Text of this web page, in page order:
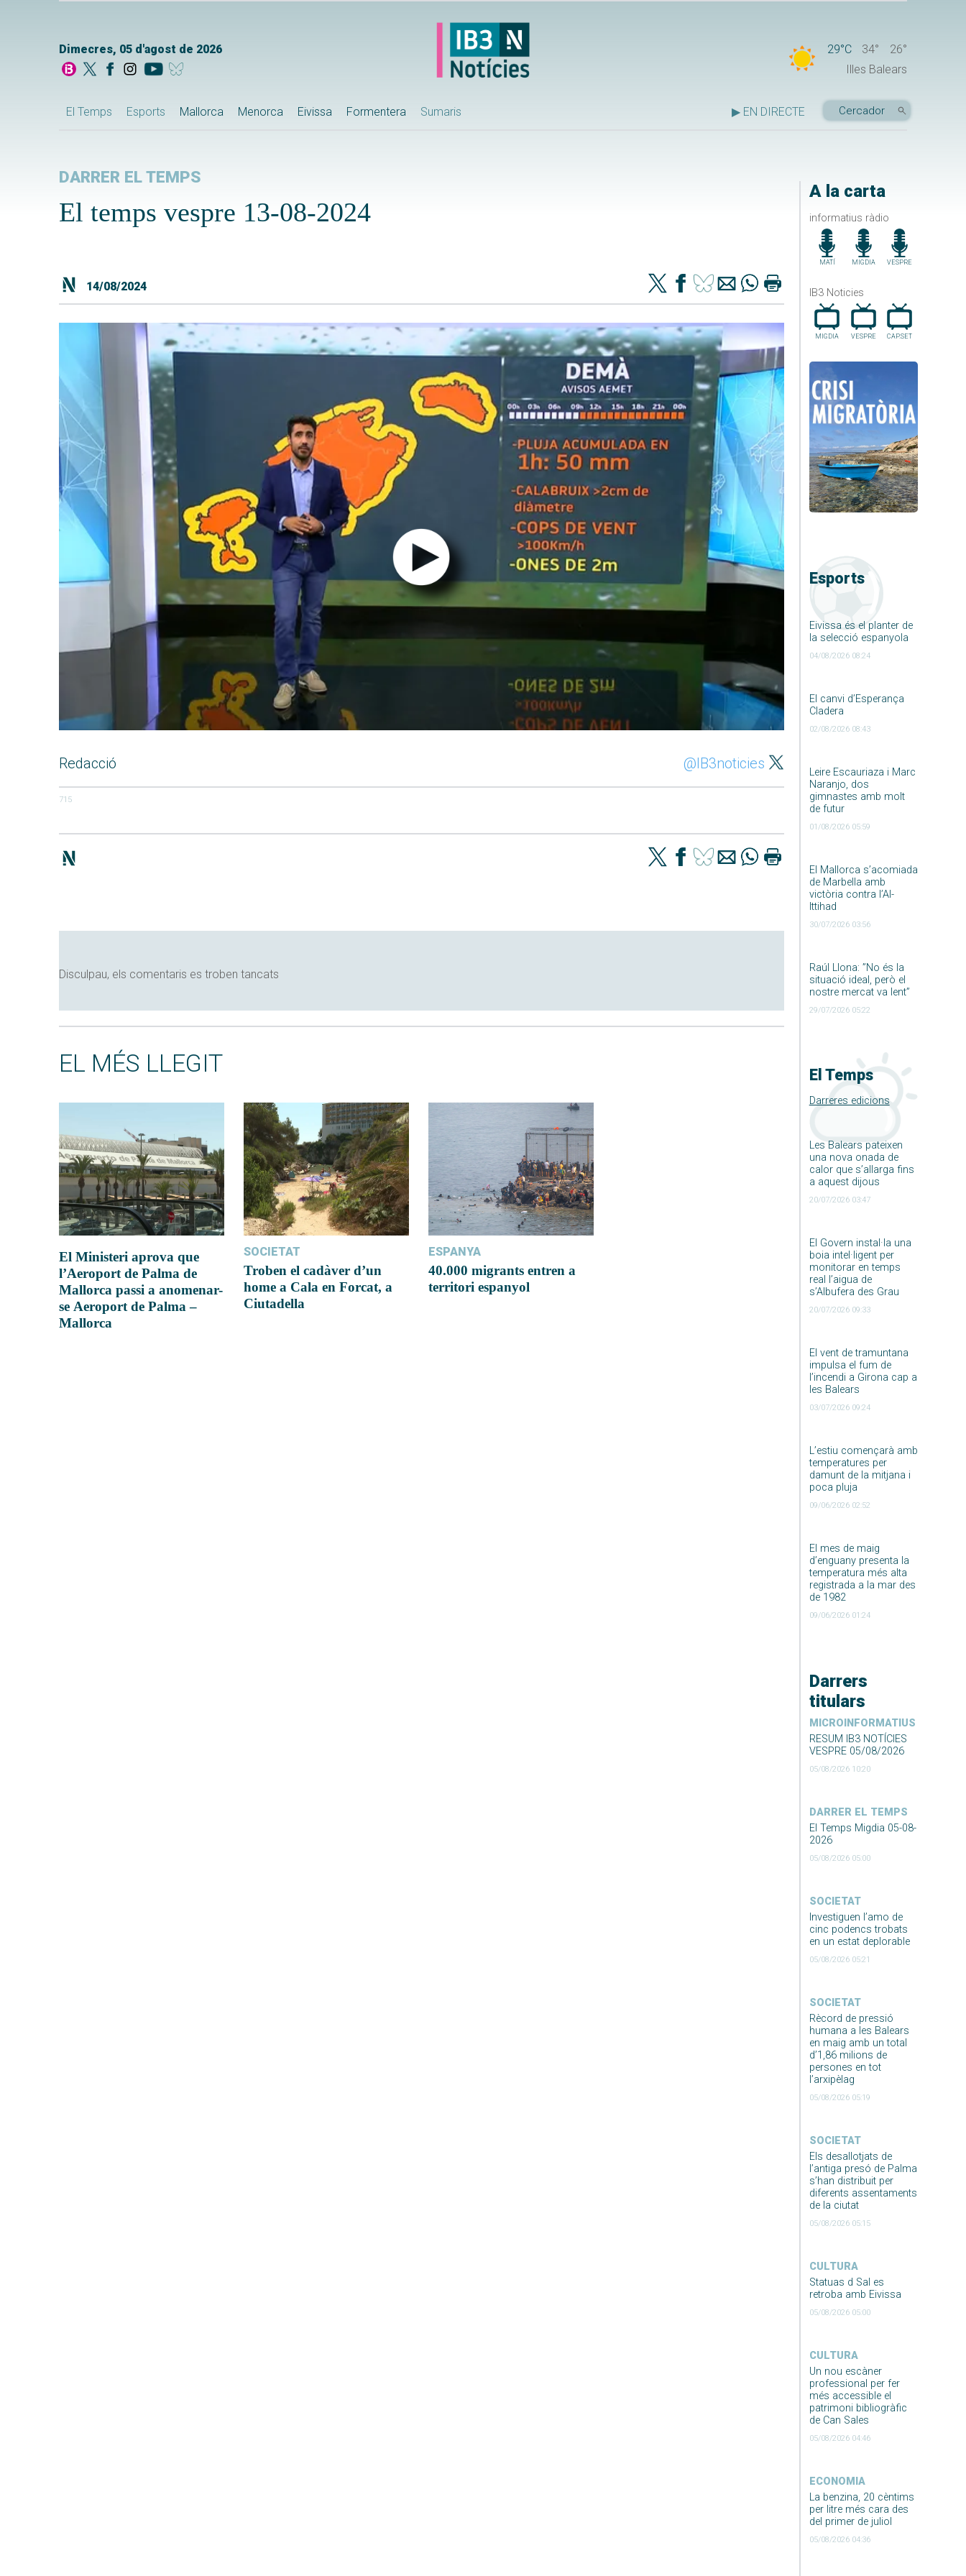
Dimecres, 05 d'agost de 2026 29°C 34°
26°
Illes Balears
El Temps Esports Mallorca Menorca Eivissa Formentera Sumaris ▶ EN DIRECTE
A la carta
informatius ràdio
MATÍ MIGDIA VESPRE
IB3 Noticies
MIGDIA VESPRE CAP.SET
Esports
Eivissa és el planter de
la selecció espanyola
04/08/2026 08:24
El canvi d’Esperança
Cladera
02/08/2026 08:43
Leire Escauriaza i Marc
Naranjo, dos
gimnastes amb molt
de futur
01/08/2026 05:59
El Mallorca s’acomiada
de Marbella amb
victòria contra l’Al-
Ittihad
30/07/2026 03:56
Raúl Llona: ”No és la
situació ideal, però el
nostre mercat va lent”
29/07/2026 05:22
El Temps
Darreres edicions
Les Balears pateixen
una nova onada de
calor que s’allarga fins
a aquest dijous
20/07/2026 03:47
El Govern instal·la una
boia intel·ligent per
monitorar en temps
real l’aigua de
s’Albufera des Grau
20/07/2026 09:33
El vent de tramuntana
impulsa el fum de
l’incendi a Girona cap a
les Balears
03/07/2026 09:24
L’estiu començarà amb
temperatures per
damunt de la mitjana i
poca pluja
09/06/2026 02:52
El mes de maig
d’enguany presenta la
temperatura més alta
registrada a la mar des
de 1982
09/06/2026 01:24
Darrers
titulars
MICROINFORMATIUS
RESUM IB3 NOTÍCIES
VESPRE 05/08/2026
05/08/2026 10:20
DARRER EL TEMPS
El Temps Migdia 05-08-
2026
05/08/2026 05:00
SOCIETAT
Investiguen l’amo de
cinc podencs trobats
en un estat deplorable
05/08/2026 05:21
SOCIETAT
Rècord de pressió
humana a les Balears
en maig amb un total
d’1,86 milions de
persones en tot
l’arxipèlag
05/08/2026 05:19
SOCIETAT
Els desallotjats de
l’antiga presó de Palma
s’han distribuit per
diferents assentaments
de la ciutat
05/08/2026 05:15
CULTURA
Statuas d Sal es
retroba amb Eivissa
05/08/2026 05:00
CULTURA
Un nou escàner
professional per fer
més accessible el
patrimoni bibliogràfic
de Can Sales
05/08/2026 04:46
ECONOMIA
La benzina, 20 cèntims
per litre més cara des
del primer de juliol
05/08/2026 04:36
DARRER EL TEMPS
El temps vespre 13-08-2024
14/08/2024
Redacció @IB3noticies
715
Disculpau, els comentaris es troben tancats
EL MÉS LLEGIT
El Ministeri aprova que
l’Aeroport de Palma de
Mallorca passi a anomenar-
se Aeroport de Palma –
Mallorca
SOCIETAT
Troben el cadàver d’un
home a Cala en Forcat, a
Ciutadella
ESPANYA
40.000 migrants entren a
territori espanyol